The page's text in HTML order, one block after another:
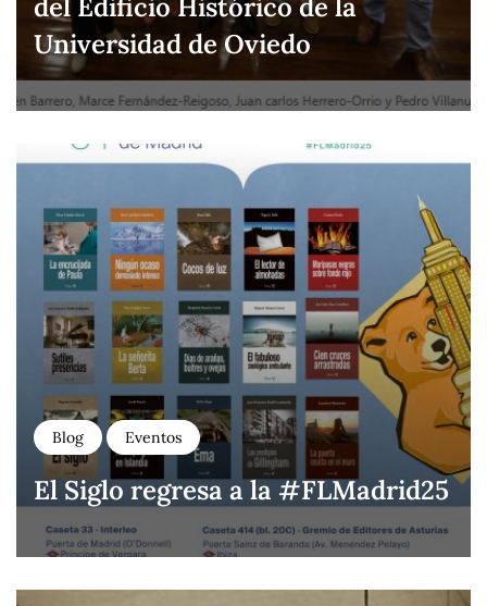
Universidad de Oviedo
Blog Eventos
El Siglo regresa a la #FLMadrid25